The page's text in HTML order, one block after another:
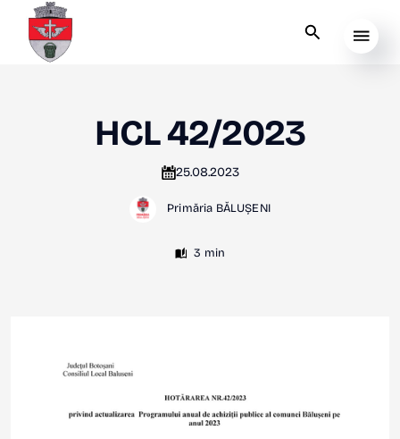
HCL 42/2023
25.08.2023
Primăria BĂLUȘENI
3 min